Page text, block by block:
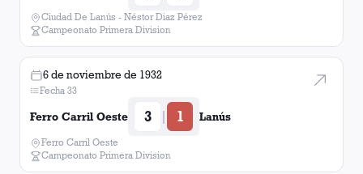
Ciudad De Lanús - Néstor Diaz Pérez
Campeonato Primera Division
6 de noviembre de 1932
Fecha 33
Ferro Carril Oeste 3 | 1 Lanús
Ferro Carril Oeste
Campeonato Primera Division